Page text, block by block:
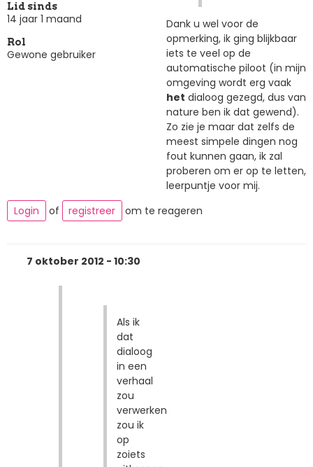
Lid sinds
14 jaar 1 maand
Rol
Gewone gebruiker
Dank u wel voor de
opmerking, ik ging blijkbaar
iets te veel op de
automatische piloot (in mijn
omgeving wordt erg vaak
het dialoog gezegd, dus van
nature ben ik dat gewend).
Zo zie je maar dat zelfs de
meest simpele dingen nog
fout kunnen gaan, ik zal
proberen om er op te letten,
leerpuntje voor mij.
Login
of registreer om te reageren
7 oktober 2012 - 10:30
Als ik
dat
dialoog
in een
verhaal
zou
verwerken
zou ik
op
zoiets